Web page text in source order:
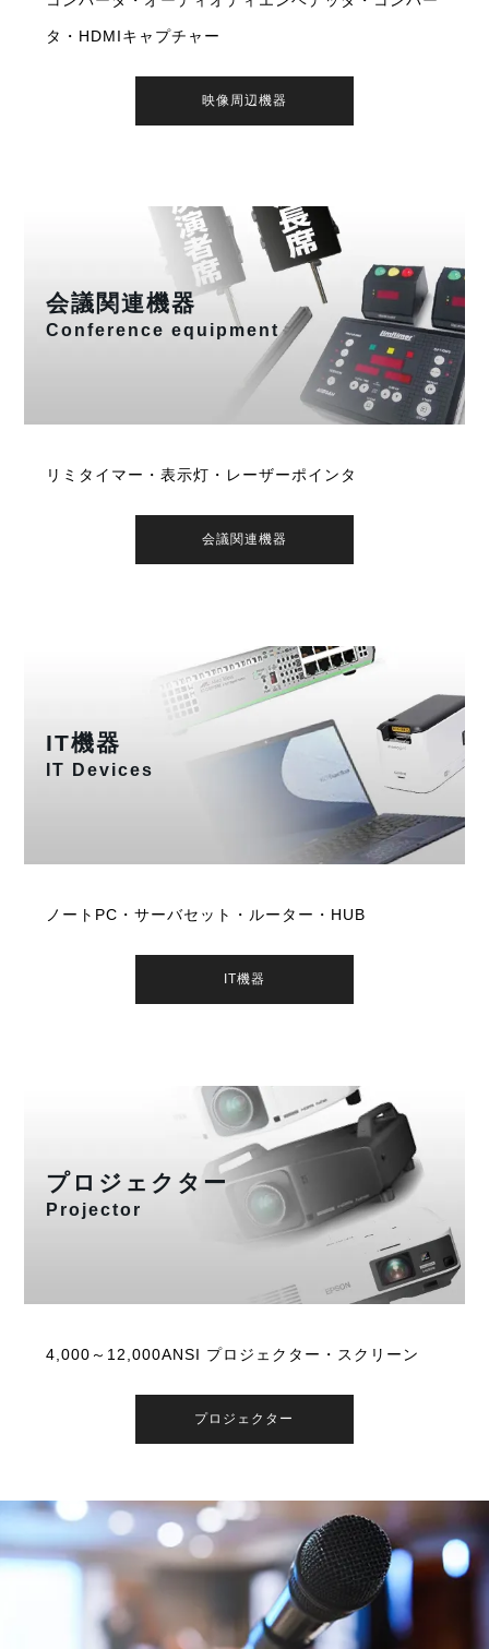
タ・HDMIキャプチャー
映像周辺機器
会議関連機器
Conference equipment
リミタイマー・表示灯・レーザーポインタ
会議関連機器
IT機器
IT Devices
ノートPC・サーバセット・ルーター・HUB
IT機器
プロジェクター
Projector
4,000～12,000ANSI プロジェクター・スクリーン
プロジェクター